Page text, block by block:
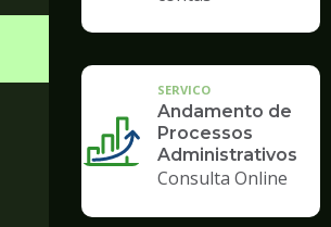
SERVICO
Andamento de
Processos
Administrativos
Consulta Online